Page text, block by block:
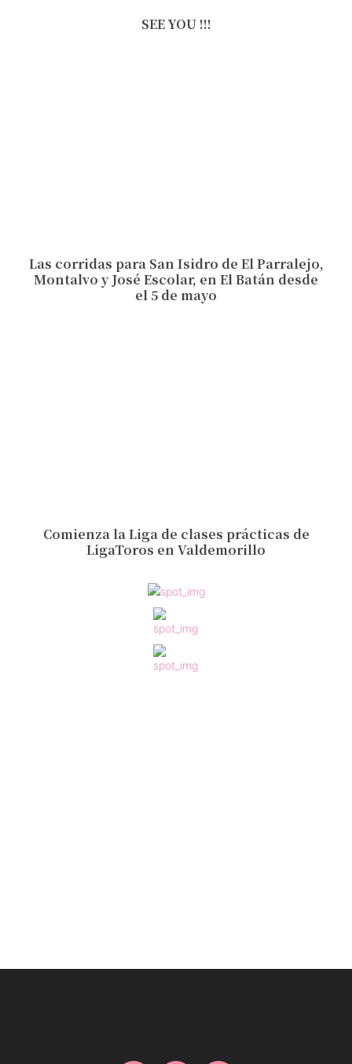
SEE YOU !!!
Las corridas para San Isidro de El Parralejo,
Montalvo y José Escolar, en El Batán desde
el 5 de mayo
Comienza la Liga de clases prácticas de
LigaToros en Valdemorillo